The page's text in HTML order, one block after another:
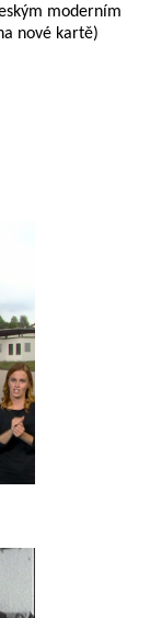
moderním
nové kartě)